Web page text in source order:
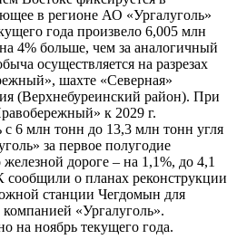
в регионе АО «Ургалуголь»
года произвело 6,005 млн
4% больше, чем за аналогичный
осуществляется на разрезах
шахте «Северная»
(Верхнебуреинский район). При
к 2029 г.
с 6 млн тонн до 13,3 млн тонн угля
за первое полугодие
железной дороге – на 1,1%, до 4,1
о планах реконструкции
станции Чегдомын для
«Ургалуголь».
на ноябрь текущего года.